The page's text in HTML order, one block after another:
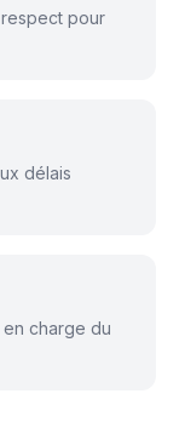
pour
délais
charge du